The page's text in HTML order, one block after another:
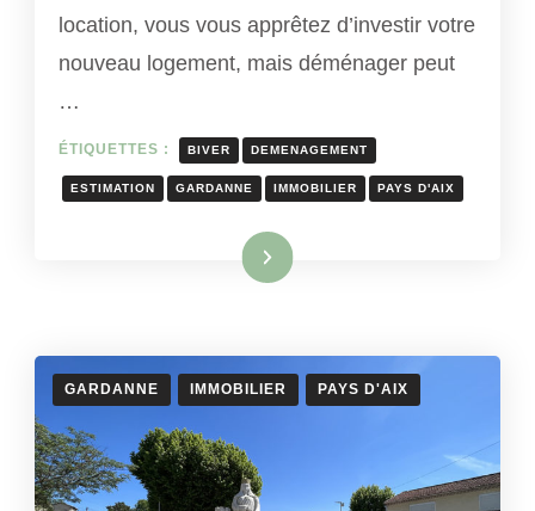
location, vous vous apprêtez d’investir votre
nouveau logement, mais déménager peut
…
ÉTIQUETTES : BIVER DEMENAGEMENT
ESTIMATION GARDANNE IMMOBILIER PAYS D'AIX
Lire la suite
GARDANNE IMMOBILIER PAYS D'AIX